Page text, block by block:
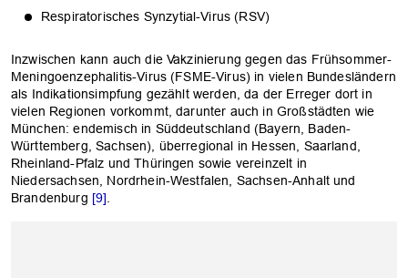
Respiratorisches Synzytial-Virus (RSV)
Inzwischen kann auch die Vakzinierung gegen das Frühsommer-
Meningoenzephalitis-Virus (FSME-Virus) in vielen Bundesländern
als Indikationsimpfung gezählt werden, da der Erreger dort in
vielen Regionen vorkommt, darunter auch in Großstädten wie
München: endemisch in Süddeutschland (Bayern, Baden-
Württemberg, Sachsen), überregional in Hessen, Saarland,
Rheinland-Pfalz und Thüringen sowie vereinzelt in
Niedersachsen, Nordrhein-Westfalen, Sachsen-Anhalt und
Brandenburg [9]